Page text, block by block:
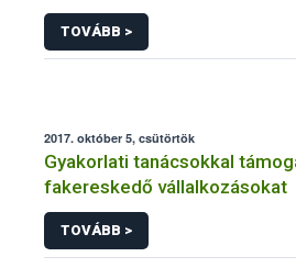
TOVÁBB >
2017. október 5, csütörtök
Gyakorlati tanácsokkal
fakereskedő vállalkozásokat
TOVÁBB >